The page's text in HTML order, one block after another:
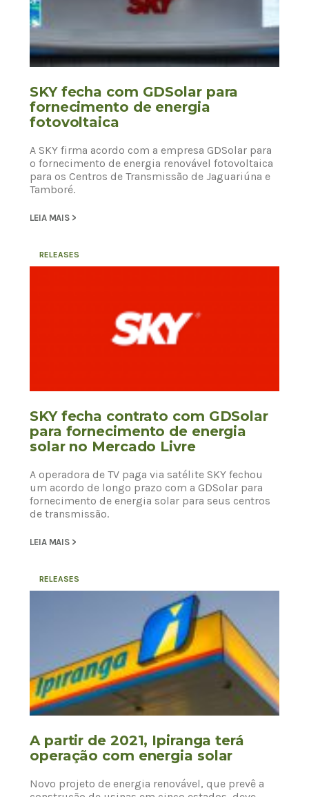
SKY fecha com GDSolar para
fornecimento de energia
fotovoltaica
A SKY firma acordo com a empresa GDSolar para
o fornecimento de energia renovável fotovoltaica
para os Centros de Transmissão de Jaguariúna e
Tamboré.
LEIA MAIS >
RELEASES
SKY fecha contrato com GDSolar
para fornecimento de energia
solar no Mercado Livre
A operadora de TV paga via satélite SKY fechou
um acordo de longo prazo com a GDSolar para
fornecimento de energia solar para seus centros
de transmissão.
LEIA MAIS >
RELEASES
A partir de 2021, Ipiranga terá
operação com energia solar
Novo projeto de energia renovável, que prevê a